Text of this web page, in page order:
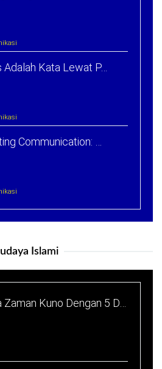
Kata Lewat P…
Communication: …
Islami
Zaman Kuno Dengan 5 D…